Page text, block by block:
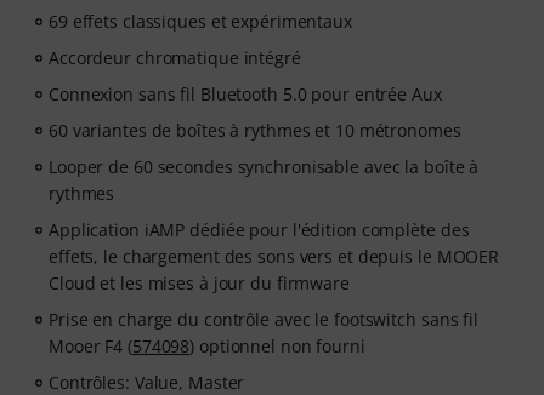
69 effets classiques et expérimentaux
Accordeur chromatique intégré
Connexion sans fil Bluetooth 5.0 pour entrée Aux
60 variantes de boîtes à rythmes et 10 métronomes
Looper de 60 secondes synchronisable avec la boîte à
rythmes
Application iAMP dédiée pour l'édition complète des
effets, le chargement des sons vers et depuis le MOOER
Cloud et les mises à jour du firmware
Prise en charge du contrôle avec le footswitch sans fil
Mooer F4 (574098) optionnel non fourni
Contrôles: Value, Master